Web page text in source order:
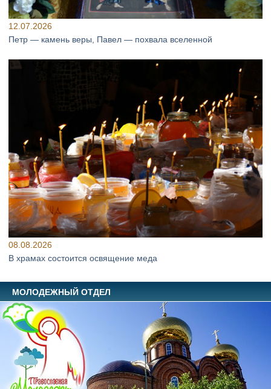
12.07.2026
Петр — камень веры, Павел — похвала вселенной
08.08.2026
В храмах состоится освящение меда
МОЛОДЕЖНЫЙ ОТДЕЛ